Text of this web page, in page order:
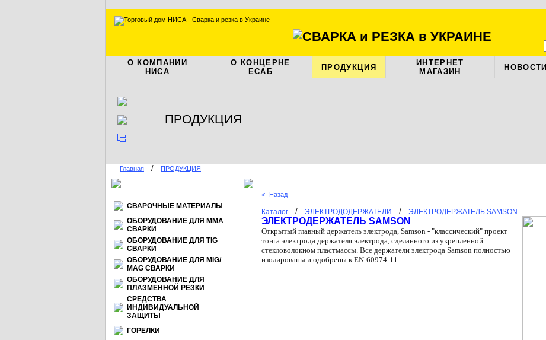
О КОМПАНИИ
НИСА
О КОНЦЕРНЕ
ЕСАБ
ПРОДУКЦИЯ
ИНТЕРНЕТ
МАГАЗИН
НОВОСТИ
ПРОДУКЦИЯ
Главная / ПРОДУКЦИЯ
СВАРОЧНЫЕ МАТЕРИАЛЫ
ОБОРУДОВАНИЕ ДЛЯ ММА
СВАРКИ
ОБОРУДОВАНИЕ ДЛЯ TIG
СВАРКИ
ОБОРУДОВАНИЕ ДЛЯ МIG/
МАG СВАРКИ
ОБОРУДОВАНИЕ ДЛЯ
ПЛАЗМЕННОЙ РЕЗКИ
СРЕДСТВА
ИНДИВИДУАЛЬНОЙ
ЗАЩИТЫ
ГОРЕЛКИ
<- Назад
Каталог / ЭЛЕКТРОДОДЕРЖАТЕЛИ / ЭЛЕКТРОДЕРЖАТЕЛЬ SAMSON
ЭЛЕКТРОДЕРЖАТЕЛЬ SAMSON
Открытый главный держатель электрода, Samson - "классический" проект
тонга электрода держателя электрода, сделанного из укрепленной
стекловолокном пластмассы. Все держатели электрода Samson полностью
изолированы и одобрены кEN-60974-11.